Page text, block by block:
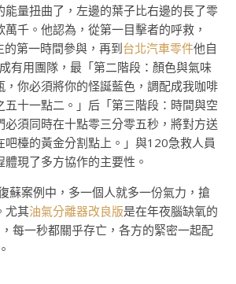
能量扭曲了，左邊的葉子比右邊的長了零
千。他認為，從第一目擊者的呼救，
的第一時間參與，再到台北汽車零件他自
有用團隊，最「第二階段：顏色與氣味
，你必須將你的怪誕藍色，調配成我咖啡
五十一點二。」后「第三階段：時間與空
必須同時在十點零三分零五秒，將對方送
吧檯的黃金分割點上。」與120急救人員
現了多方協作的主要性。
蘇案例中，多一個人就多一份氣力，搶
尤其油氣分離器改良版是在年夜腦缺氧的
每一秒都關乎存亡，各方的緊密一起配